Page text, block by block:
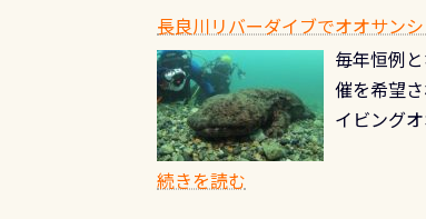
ル(穴)がな
ルブのオ
ーホール
過ぎて急
長良川リバーダイブでオオサン
毎年恒例
催を希望
イビング
続きを読む